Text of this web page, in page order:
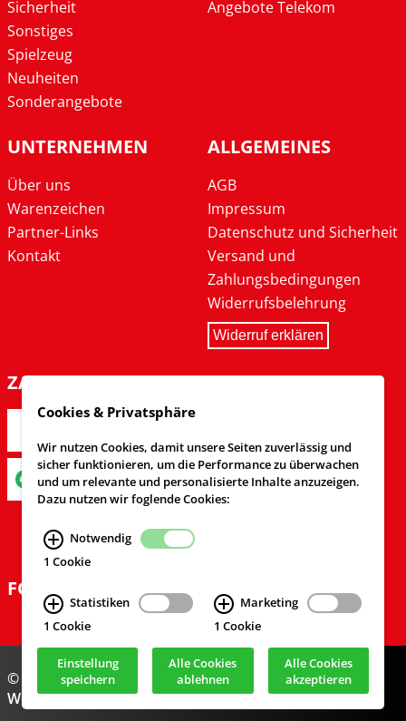
Sicherheit
Sonstiges
Spielzeug
Neuheiten
Sonderangebote
Angebote Telekom
UNTERNEHMEN
Über uns
Warenzeichen
Partner-Links
Kontakt
ALLGEMEINES
AGB
Impressum
Datenschutz und Sicherheit
Versand und
Zahlungsbedingungen
Widerrufsbelehrung
Widerruf erklären
ZAHLARTEN
FOLGEN SIE UNS
© Feuerwehrversand 2024
Webdesign & Realisierungcekom GmbH, Köln
Cookies & Privatsphäre
Wir nutzen Cookies, damit unsere Seiten zuverlässig und
sicher funktionieren, um die Performance zu überwachen
und um relevante und personalisierte Inhalte anzuzeigen.
Dazu nutzen wir foglende Cookies:
Notwendig
1 Cookie
Statistiken
1 Cookie
Marketing
1 Cookie
Einstellung
speichern
Alle Cookies
ablehnen
Alle Cookies
akzeptieren